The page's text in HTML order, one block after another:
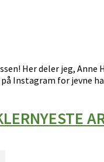
Her deler jeg,
Instagram for jevne
NYESTE